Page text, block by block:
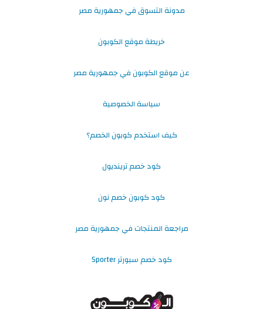
مدونة التسوق في جمهورية مصر
خريطة موقع الكوبون
عن موقع الكوبون في جمهورية مصر
سياسة الخصوصية
كيف استخدم كوبون الخصم؟
كود خصم ترينديول
كود كوبون خصم نون
مراجعة المنتجات في جمهورية مصر
كود خصم سبورتر Sporter